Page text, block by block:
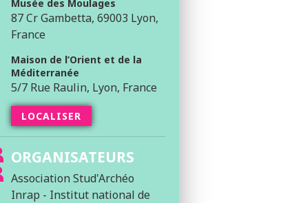
Musée des Moulages
87 Cr Gambetta, 69003 Lyon,
France
Maison de l’Orient et de la
Méditerranée
5/7 Rue Raulin, Lyon, France
LOCALISER
ORGANISATEURS
Association Stud'Archéo
Inrap - Institut national de